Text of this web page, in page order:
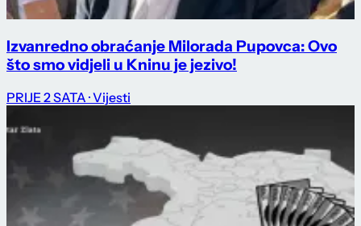
Izvanredno obraćanje Milorada Pupovca: Ovo
što smo vidjeli u Kninu je jezivo!
PRIJE 2 SATA · Vijesti